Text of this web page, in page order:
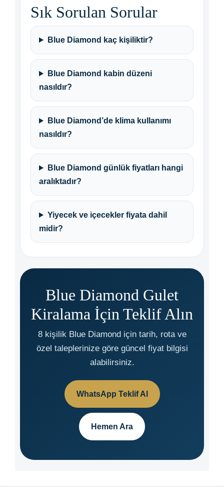
Sık Sorulan Sorular
Blue Diamond kaç kişiliktir?
Blue Diamond kabin düzeni
nasıldır?
Blue Diamond’de klima kullanımı
nasıldır?
Blue Diamond günlük fiyatları hangi
aralıktadır?
Yiyecek ve içecekler fiyata dahil
midir?
Blue Diamond Gulet
Kiralama İçin Teklif Alın
8 kişilik Blue Diamond için tarih, rota ve
özel taleplerinize göre güncel fiyat bilgisi
alabilirsiniz.
WhatsApp Teklif Al
Hemen Ara